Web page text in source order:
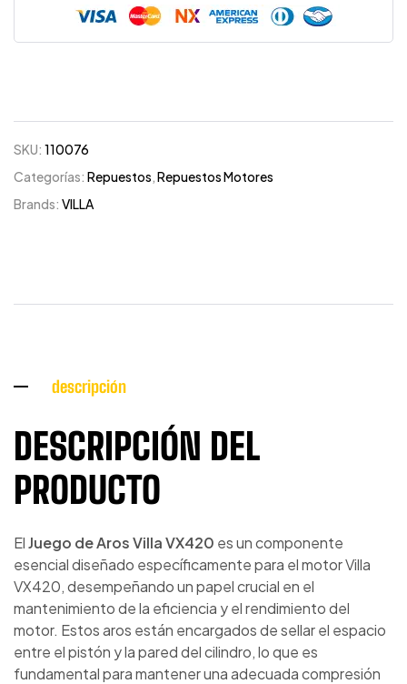
SKU: 110076
Categorías: Repuestos,Repuestos Motores
Brands: VILLA
descripción
DESCRIPCIÓN DEL
PRODUCTO
ElJuego de Aros Villa VX420 es un componente
esencial diseñado específicamente para el motor Villa
VX420, desempeñando un papel crucial en el
mantenimiento de la eficiencia y el rendimiento del
motor. Estos aros están encargados de sellar el espacio
entre el pistón y la pared del cilindro, lo que es
fundamental para mantener una adecuada compresión